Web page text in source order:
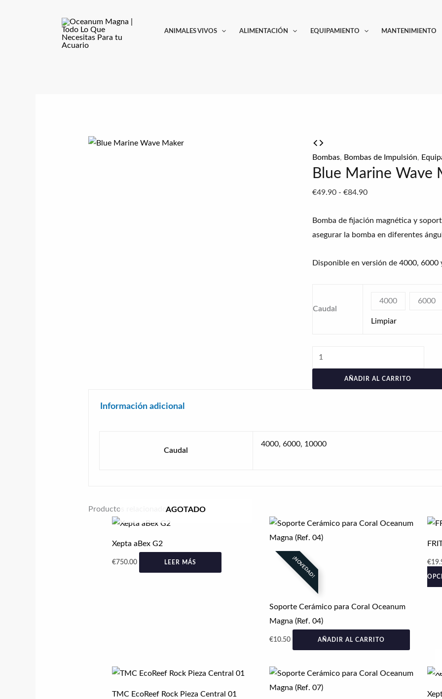
ANIMALES VIVOS ALIMENTACIÓN EQUIPAMIENTO MANTENIMIENTO
Bombas, Bombas de Impulsión,
Blue Marine Wave
€49.90 - €84.90
Bomba de fijación magnética y
asegurar la bomba en diferentes
Disponible en versión de 4000,
Caudal
4000 6000
Limpiar
Marine
AÑADIR AL CARRITO
Información adicional
Caudal
4000, 6000, 10000
Productos relacionadosAGOTADO
Xepta aBex G2
€750.00 LEER MÁS ¡NOVEDAD!
Soporte Cerámico para Coral Oceanum
Magna (Ref. 04)
€10.50 AÑADIR AL CARRITO
€
TMC EcoReef Rock Pieza Central 01